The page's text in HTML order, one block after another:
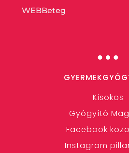
WEBBeteg
…
Kisokos
Gyógyító
Facebook
Instagram